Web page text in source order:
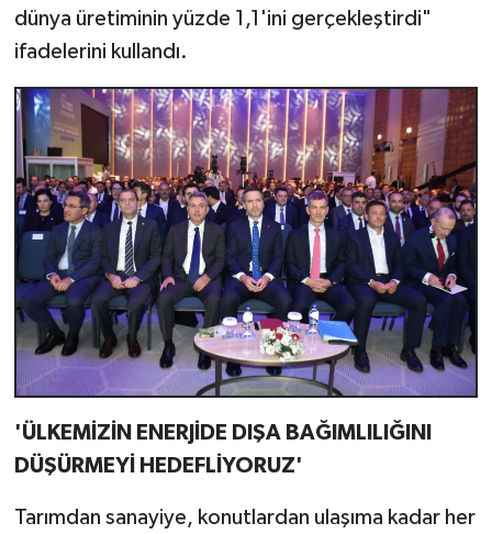
dünya üretiminin yüzde 1,1'ini gerçekleştirdi"
ifadelerini kullandı.
'ÜLKEMİZİN ENERJİDE DIŞA BAĞIMLILIĞINI
DÜŞÜRMEYİ HEDEFLİYORUZ'
Tarımdan sanayiye, konutlardan ulaşıma kadar her